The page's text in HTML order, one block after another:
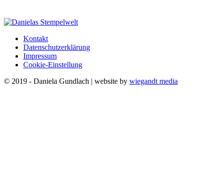
Kontakt
Datenschutzerklärung
Impressum
Cookie-Einstellung
© 2019 - Daniela Gundlach | website by wiegandt media